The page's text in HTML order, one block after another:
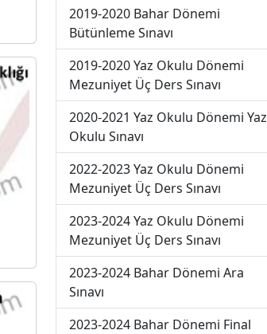
2019-2020 Bahar Dönemi
Bütünleme Sınavı
2019-2020 Yaz Okulu Dönemi
Mezuniyet Üç Ders Sınavı
2020-2021 Yaz Okulu Dönemi Yaz
Okulu Sınavı
2022-2023 Yaz Okulu Dönemi
Mezuniyet Üç Ders Sınavı
2023-2024 Yaz Okulu Dönemi
Mezuniyet Üç Ders Sınavı
2023-2024 Bahar Dönemi Ara
Sınavı
2023-2024 Bahar Dönemi Final